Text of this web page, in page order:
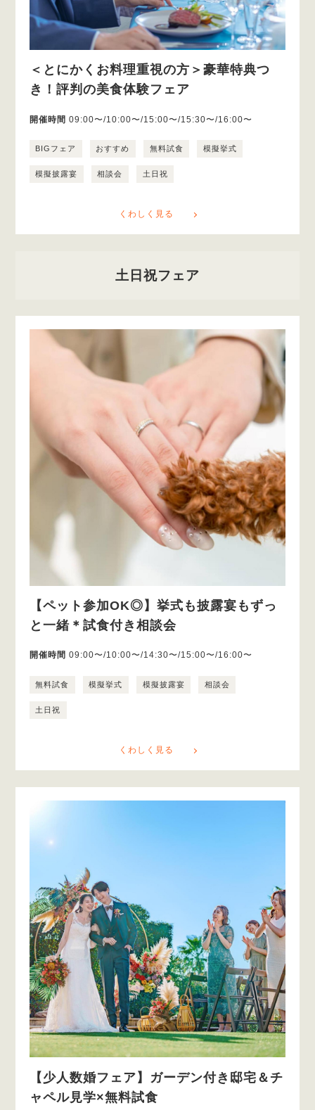
＜とにかくお料理重視の方＞豪華特典つ
き！評判の美食体験フェア
開催時間 09:00〜/10:00〜/15:00〜/15:30〜/16:00〜
BIGフェア おすすめ 無料試食 模擬挙式
模擬披露宴 相談会 土日祝
くわしく見る
土日祝フェア
【ペット参加OK◎】挙式も披露宴もずっ
と一緒＊試食付き相談会
開催時間 09:00〜/10:00〜/14:30〜/15:00〜/16:00〜
無料試食 模擬挙式 模擬披露宴 相談会
土日祝
くわしく見る
【少人数婚フェア】ガーデン付き邸宅＆チ
ャペル見学×無料試食